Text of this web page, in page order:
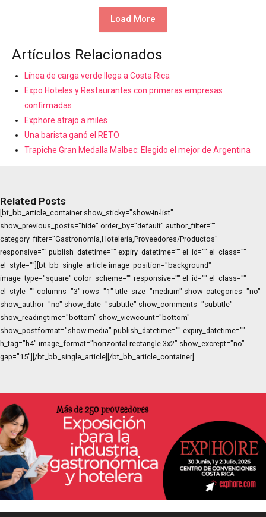
Load More
Artículos Relacionados
Línea de carga verde llega a Costa Rica
Expo Hoteles y Restaurantes con primeras empresas
confirmadas
Exphore atrajo a miles
Una barista ganó el RETO
Trapiche Gran Medalla Malbec: Elegido el mejor de Argentina
Related Posts
[bt_bb_article_container show_sticky="show-in-list"
show_previous_posts="hide" order_by="default" author_filter=""
category_filter="Gastronomía,Hoteleria,Proveedores/Productos"
responsive="" publish_datetime="" expiry_datetime="" el_id="" el_class=""
el_style=""][bt_bb_single_article image_position="background"
image_type="square" color_scheme="" responsive="" el_id="" el_class=""
el_style="" columns="3" rows="1" title_size="medium" show_categories="no"
show_author="no" show_date="subtitle" show_comments="subtitle"
show_readingtime="bottom" show_viewcount="bottom"
show_postformat="show-media" publish_datetime="" expiry_datetime=""
h_tag="h4" image_format="horizontal-rectangle-3x2" show_excrept="no"
gap="15"][/bt_bb_single_article][/bt_bb_article_container]